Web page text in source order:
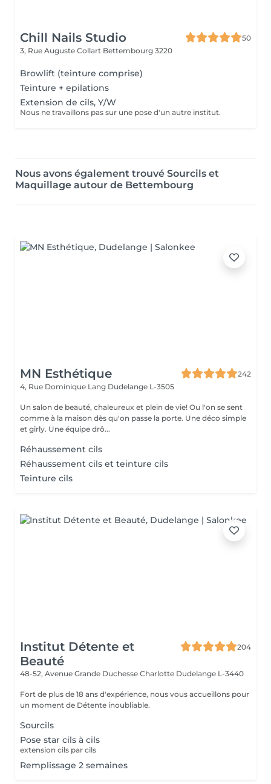
Chill Nails Studio
50
3, Rue Auguste Collart Bettembourg 3220
Browlift (teinture comprise)
Teinture + epilations
Extension de cils, Y/W
Nous ne travaillons pas sur une pose d'un autre institut.
Nous avons également trouvé Sourcils et
Maquillage autour de Bettembourg
MN Esthétique
242
4, Rue Dominique Lang Dudelange L-3505
Un salon de beauté, chaleureux et plein de vie! Ou l'on se sent
comme à la maison dès qu'on passe la porte. Une déco simple
et girly. Une équipe drô...
Réhaussement cils
Réhaussement cils et teinture cils
Teinture cils
Institut Détente et
Beauté
204
48-52, Avenue Grande Duchesse Charlotte Dudelange L-3440
Fort de plus de 18 ans d'expérience, nous vous accueillons pour
un moment de Détente inoubliable.
Sourcils
Pose star cils à cils
extension cils par cils
Remplissage 2 semaines